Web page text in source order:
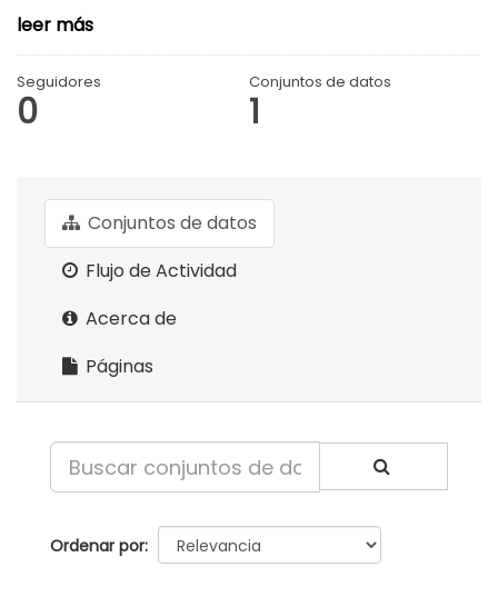
leer más
Seguidores
0
Conjuntos de datos
1
Conjuntos de datos
Flujo de Actividad
Acerca de
Páginas
Ordenar por